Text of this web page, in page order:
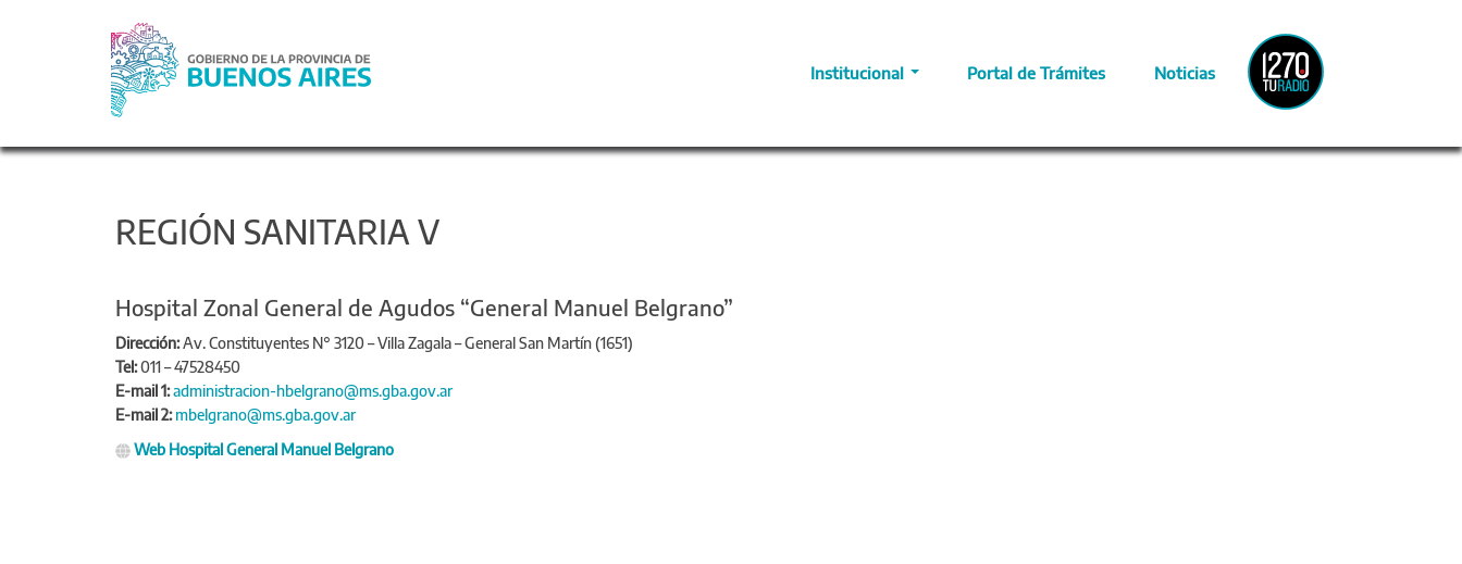
Institucional Portal de Trámites Noticias
Radio
Provincia
REGIÓN SANITARIA V
Hospital Zonal General de Agudos “General Manuel Belgrano”
Dirección:Av. Constituyentes N° 3120 – Villa Zagala – General San Martín (1651)
Tel:011 – 47528450
E-mail 1:administracion-hbelgrano@ms.gba.gov.ar
E-mail 2: mbelgrano@ms.gba.gov.ar
Web Hospital General Manuel Belgrano